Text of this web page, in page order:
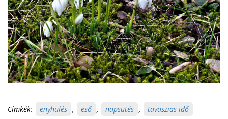
Címkék: enyhülés , eső , napsütés , tavaszias idő